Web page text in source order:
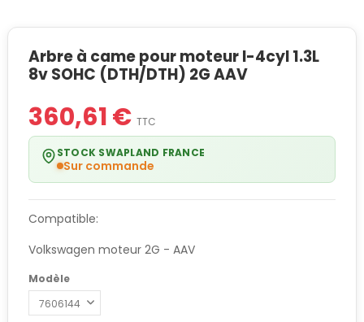
Arbre à came pour moteur I-4cyl 1.3L
8v SOHC (DTH/DTH) 2G AAV
360,61 € TTC
STOCK SWAPLAND FRANCE
Sur commande
Compatible:
Volkswagen moteur 2G - AAV
Modèle